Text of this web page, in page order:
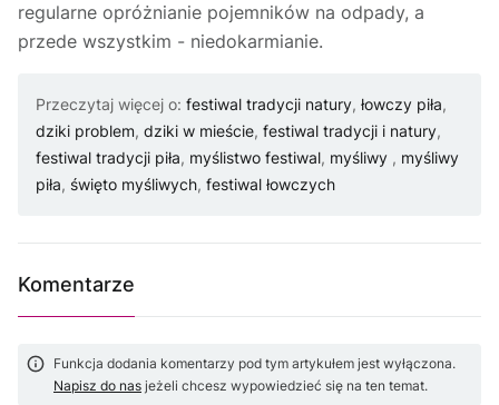
regularne opróżnianie pojemników na odpady, a
przede wszystkim - niedokarmianie.
Przeczytaj więcej o: festiwal tradycji natury, łowczy piła,
dziki problem, dziki w mieście, festiwal tradycji i natury,
festiwal tradycji piła, myślistwo festiwal, myśliwy , myśliwy
piła, święto myśliwych, festiwal łowczych
Komentarze
Funkcja dodania komentarzy pod tym artykułem jest wyłączona.
Napisz do nas jeżeli chcesz wypowiedzieć się na ten temat.